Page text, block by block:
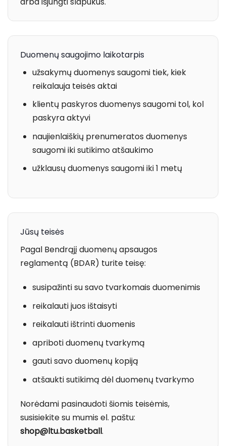
Duomenų saugojimo laikotarpis
užsakymų duomenys saugomi tiek, kiek
reikalauja teisės aktai
klientų paskyros duomenys saugomi tol, kol
paskyra aktyvi
naujienlaiškių prenumeratos duomenys
saugomi iki sutikimo atšaukimo
užklausų duomenys saugomi iki 1 metų
Jūsų teisės
Pagal Bendrąjį duomenų apsaugos
reglamentą (BDAR) turite teisę:
susipažinti su savo tvarkomais duomenimis
reikalauti juos ištaisyti
reikalauti ištrinti duomenis
apriboti duomenų tvarkymą
gauti savo duomenų kopiją
atšaukti sutikimą dėl duomenų tvarkymo
Norėdami pasinaudoti šiomis teisėmis,
susisiekite su mumis el. paštu:
shop@ltu.basketball.